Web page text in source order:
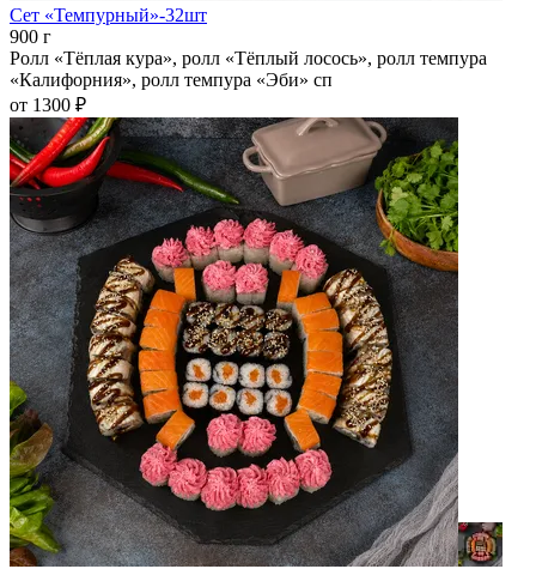
Сет «Темпурный»-32шт
900 г
Ролл «Тёплая кура», ролл «Тёплый лосось», ролл темпура
«Калифорния», ролл темпура «Эби» сп
от 1300 ₽